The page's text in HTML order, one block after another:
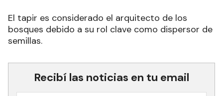
El tapir es considerado el arquitecto de los
bosques debido a su rol clave como dispersor de
semillas.
Recibí las noticias en tu email